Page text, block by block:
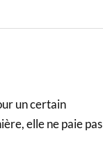
un certain
elle ne paie pas